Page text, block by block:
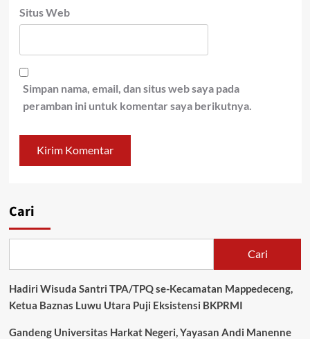
Situs Web
Simpan nama, email, dan situs web saya pada
peramban ini untuk komentar saya berikutnya.
Cari
Cari
Hadiri Wisuda Santri TPA/TPQ se-Kecamatan Mappedeceng,
Ketua Baznas Luwu Utara Puji Eksistensi BKPRMI
Gandeng Universitas Harkat Negeri, Yayasan Andi Manenne